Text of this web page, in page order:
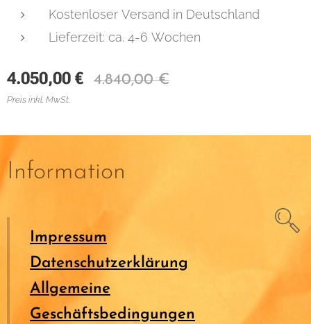
Kostenloser Versand in Deutschland
Lieferzeit: ca. 4-6 Wochen
4.050,00 € 4.840,00€
Preis inkl. MwSt.
Information
Impressum
Datenschutzerklärung
Allgemeine
Geschäftsbedingungen